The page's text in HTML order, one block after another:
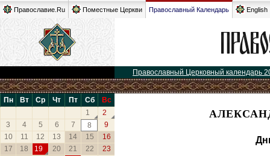
Православие.Ru Поместные Церкви Православный Календарь English
Православный Церковный календарь
Пн Вт Ср Чт Пт Сб
Вс
1
2
3
4 5 6 7 8
9
10
11 12 13 14 15
16
17
18 19 20 21 22
23